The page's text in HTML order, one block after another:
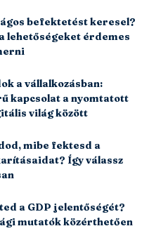
befektetést keresel?
lehetőségeket érdemes
a vállalkozásban:
kapcsolat a nyomtatott
világ között
mibe fektesd a
Így válassz
a GDP jelentőségét?
mutatók közérthetően